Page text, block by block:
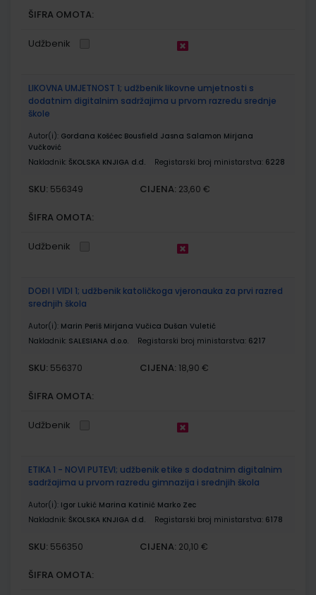
ŠIFRA OMOTA:
Udžbenik
LIKOVNA UMJETNOST 1; udžbenik likovne umjetnosti s
dodatnim digitalnim sadržajima u prvom razredu srednje
škole
Autor(i): Gordana Košćec Bousfield Jasna Salamon Mirjana
Vučković
Nakladnik: ŠKOLSKA KNJIGA d.d. Registarski broj ministarstva: 6228
SKU: 556349 CIJENA: 23,60 €
ŠIFRA OMOTA:
Udžbenik
DOĐI I VIDI 1; udžbenik katoličkoga vjeronauka za prvi razred
srednjih škola
Autor(i): Marin Periš Mirjana Vučica Dušan Vuletić
Nakladnik: SALESIANA d.o.o. Registarski broj ministarstva: 6217
SKU: 556370 CIJENA: 18,90 €
ŠIFRA OMOTA:
Udžbenik
ETIKA 1 - NOVI PUTEVI; udžbenik etike s dodatnim digitalnim
sadržajima u prvom razredu gimnazija i srednjih škola
Autor(i): Igor Lukić Marina Katinić Marko Zec
Nakladnik: ŠKOLSKA KNJIGA d.d. Registarski broj ministarstva: 6178
SKU: 556350 CIJENA: 20,10 €
ŠIFRA OMOTA: